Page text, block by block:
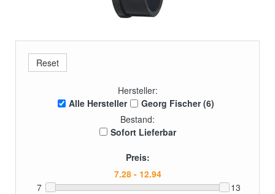
Hersteller:
Alle Hersteller
Georg Fischer (6)
Bestand:
Sofort Lieferbar
Preis:
7 13